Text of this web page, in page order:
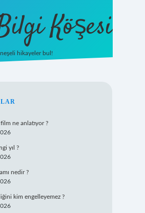
Köşesi
hikayeler bul!
ne anlatıyor ?
yıl ?
nedir ?
kim engelleyemez ?